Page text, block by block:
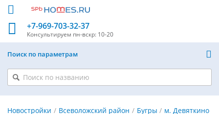
+7-969-703-32-37
Консультируем пн-вскр: 10-20
Поиск по параметрам
Новостройки Всеволожский район Бугры м. Девяткино